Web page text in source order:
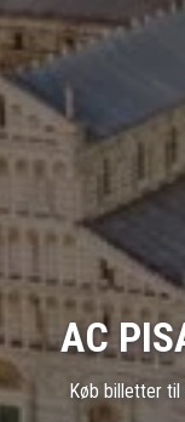
AC
Køb billetter til